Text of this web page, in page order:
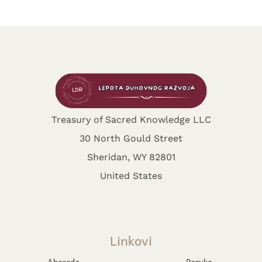
Treasury of Sacred Knowledge LLC
30 North Gould Street
Sheridan, WY 82801
United States
Linkovi